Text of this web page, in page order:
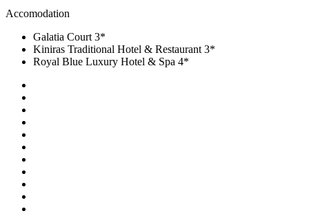
Accomodation
Galatia Court 3*
Kiniras Traditional Hotel & Restaurant 3*
Royal Blue Luxury Hotel & Spa 4*